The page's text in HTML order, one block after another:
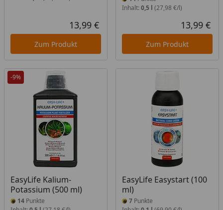
Aktueller Preis
13,99 €
Zum Produkt
Inhalt: 0,5 l (27,98 €/l)
13,99 €
Zum Produkt
-9%
EasyLife Kalium-
Potassium (500 ml)
14 Punkte
EasyLife Easystart (100
ml)
7Punkte